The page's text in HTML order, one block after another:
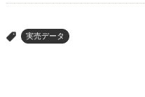
> 実売データ